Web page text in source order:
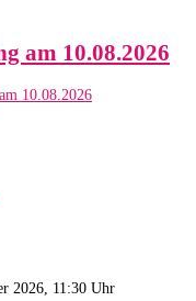
am 10.08.2026
2026, 11:30 Uhr